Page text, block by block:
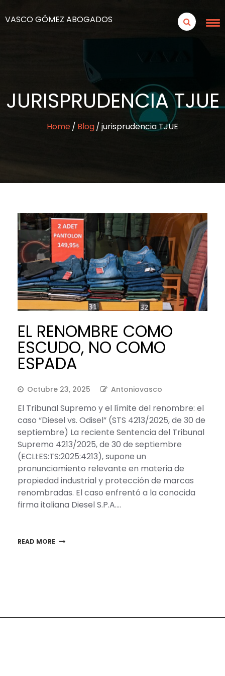
VASCO GÓMEZ ABOGADOS
JURISPRUDENCIA TJUE
Home Blog jurisprudencia TJUE
EL RENOMBRE COMO
ESCUDO, NO COMO
ESPADA
Octubre 23, 2025 Antoniovasco
El Tribunal Supremo y el límite del renombre: el
caso “Diesel vs. Odisel” (STS 4213/2025, de 30 de
septiembre) La reciente Sentencia del Tribunal
Supremo 4213/2025, de 30 de septiembre
(ECLI:ES:TS:2025:4213), supone un
pronunciamiento relevante en materia de
propiedad industrial y protección de marcas
renombradas. El caso enfrentó a la conocida
firma italiana Diesel S.P.A….
READ MORE